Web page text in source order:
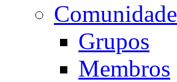
Comunidade
Grupos
Membros